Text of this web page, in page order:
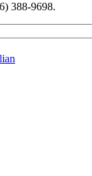
388-9698.